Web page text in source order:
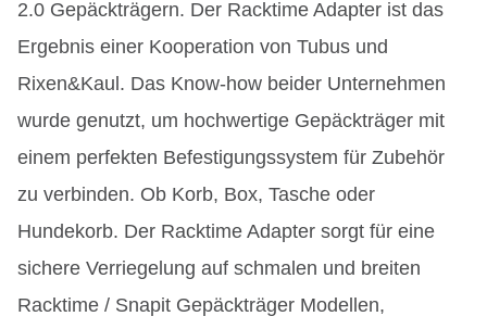
2.0 Gepäckträgern. Der Racktime Adapter ist das
Ergebnis einer Kooperation von Tubus und
Rixen&Kaul. Das Know-how beider Unternehmen
wurde genutzt, um hochwertige Gepäckträger mit
einem perfekten Befestigungssystem für Zubehör
zu verbinden. Ob Korb, Box, Tasche oder
Hundekorb. Der Racktime Adapter sorgt für eine
sichere Verriegelung auf schmalen und breiten
Racktime / Snapit Gepäckträger Modellen,